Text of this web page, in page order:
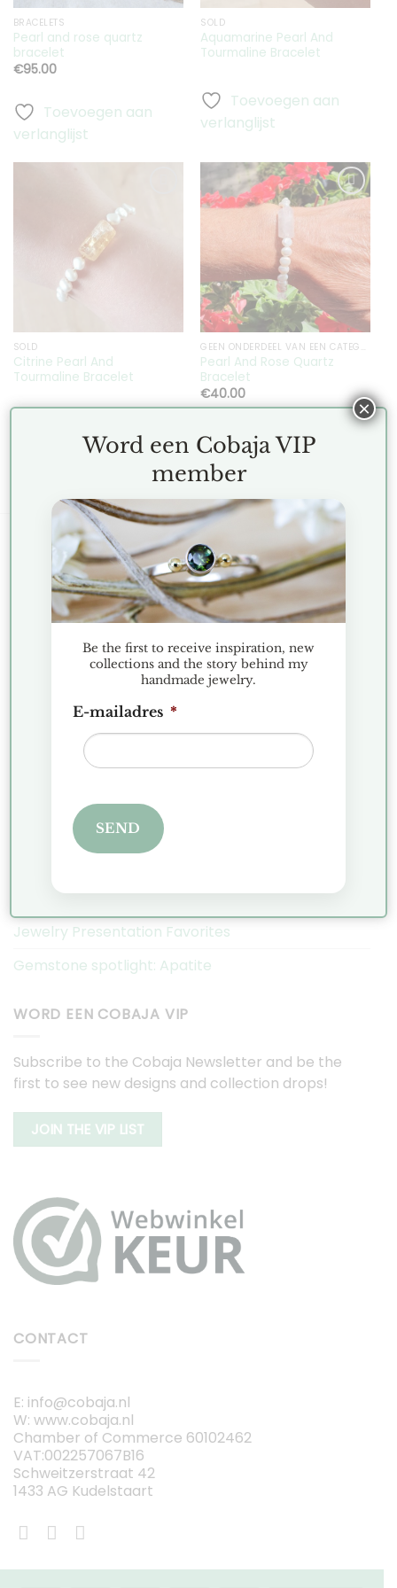
BRACELETS
Pearl and rose quartz
bracelet
€95.00
Toevoegen aan
verlanglijst
SOLD
Aquamarine Pearl And
Tourmaline Bracelet
Toevoegen aan
verlanglijst
SOLD
Citrine Pearl And
Tourmaline Bracelet
verlanglijst
Toevoegen
aan
verlanglijst
Pearl And Rose Quartz
Bracelet
€40.00
Toevoegen aan
verlanglijst
KLANTENSERVICE
Terms and Conditions
Exchanges and Returns
Privacy Policy
Complaints
Christmas Market Historic Garden Aalsmeer 2025
jewelry
Jewelry Presentation Favorites
Gemstone spotlight: Apatite
WORD EEN COBAJA VIP
Subscribe to the Cobaja Newsletter and be the
first to see new designs and collection drops!
JOIN THE VIP LIST
CONTACT
E: info@cobaja.nl
W: www.cobaja.nl
Chamber of Commerce 60102462
VAT:002257067B16
Schweitzerstraat 42
1433 AG Kudelstaart
Word een Cobaja VIP
member
Be the first to receive inspiration, new
collections and the story behind my
handmade jewelry.
E-mailadres *
SEND
×